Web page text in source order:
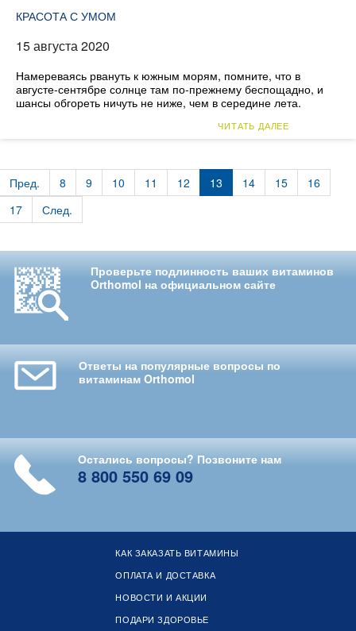
КРАСОТА С УМОМ
15 августа 2020
Намереваясь рвануть к южным морям, помните, что в
августе-сентябре солнце там по-прежнему беспощадно, и
шансы обгореть ничуть не ниже, чем в середине лета.
ЧИТАТЬ ДАЛЕЕ
Пред. 8 9 10 11 12 13 14 15
16
17
След.
Проверьте подлинность ваших витаминов
Orthomol на официальном сайте
Ответы на популярные вопросы по
витаминам Orthomol
Остались вопросы? Позвоните нам
8 800 550 69 09
КАК ЗАКАЗАТЬ ВИТАМИНЫ
ОПЛАТА И ДОСТАВКА
НОВОСТИ И АКЦИИ
ПОДАРИ ЗДОРОВЬЕ